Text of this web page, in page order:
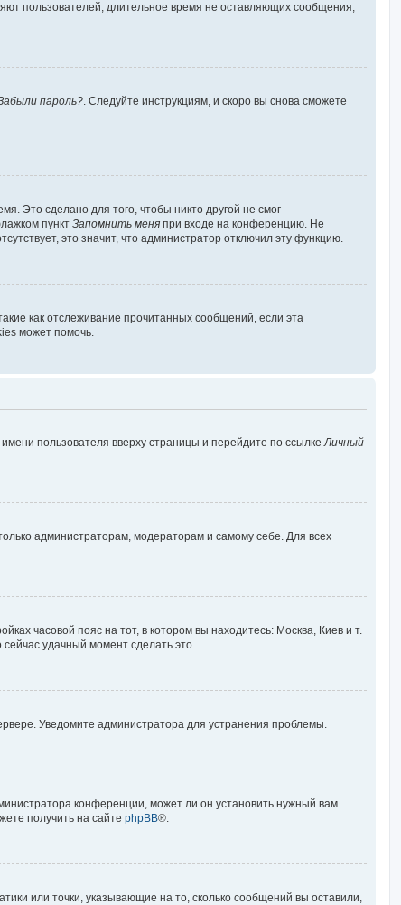
пользователей, длительное время не оставляющих сообщения,
пароль?. Следуйте инструкциям, и скоро вы снова сможете
Это сделано для того, чтобы никто другой не смог
пункт Запомнить меня при входе на конференцию. Не
это значит, что администратор отключил эту функцию.
как отслеживание прочитанных сообщений, если эта
может помочь.
пользователя вверху страницы и перейдите по ссылкеЛичный
администраторам, модераторам и самому себе. Для всех
часовой пояс на тот, в котором вы находитесь: Москва, Киев и т.
сейчас удачный момент сделать это.
Уведомите администратора для устранения проблемы.
конференции, может ли он установить нужный вам
получить на сайте phpBB®.
или точки, указывающие на то, сколько сообщений вы оставили,